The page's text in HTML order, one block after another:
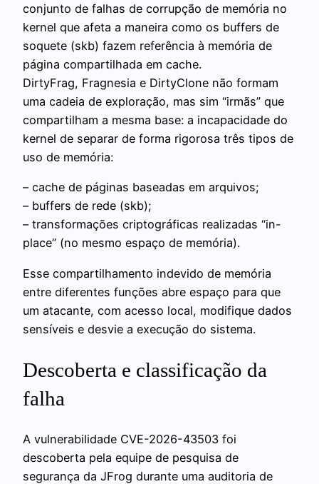
conjunto de falhas de corrupção de memória no
kernel que afeta a maneira como os buffers de
soquete (skb) fazem referência à memória de
página compartilhada em cache.
DirtyFrag, Fragnesia e DirtyClone não formam
uma cadeia de exploração, mas sim “irmãs” que
compartilham a mesma base: a incapacidade do
kernel de separar de forma rigorosa três tipos de
uso de memória:
– cache de páginas baseadas em arquivos;
– buffers de rede (skb);
– transformações criptográficas realizadas “in-
place” (no mesmo espaço de memória).
Esse compartilhamento indevido de memória
entre diferentes funções abre espaço para que
um atacante, com acesso local, modifique dados
sensíveis e desvie a execução do sistema.
Descoberta e classificação da
falha
A vulnerabilidade CVE-2026-43503 foi
descoberta pela equipe de pesquisa de
segurança da JFrog durante uma auditoria de